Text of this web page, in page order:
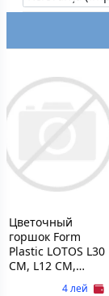
Цветочный
горшок Form
Plastic LOTOS L30
CM, L12 CM,
4 лей